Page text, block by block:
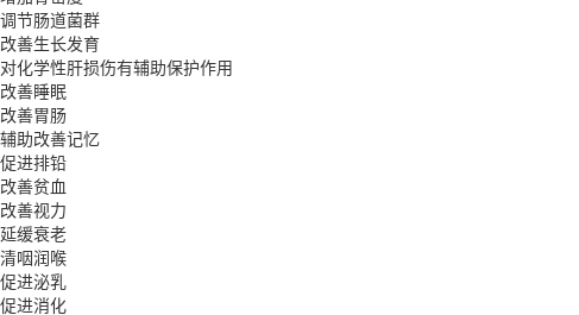
调节肠道菌群
改善生长发育
对化学性肝损伤有辅助保护作用
改善睡眠
改善胃肠
辅助改善记忆
促进排铅
改善贫血
改善视力
延缓衰老
清咽润喉
促进泌乳
促进消化